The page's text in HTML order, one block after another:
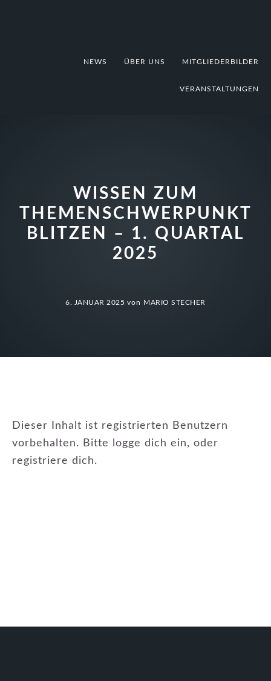
NEWS ÜBER UNS MITGLIEDERBILDER
VERANSTALTUNGEN
WISSEN ZUM
THEMENSCHWERPUNKT
BLITZEN – 1. QUARTAL
2025
6. JANUAR 2025 von MARIO STECHER
Dieser Inhalt ist registrierten Benutzern
vorbehalten. Bitte logge dich ein, oder
registriere dich.